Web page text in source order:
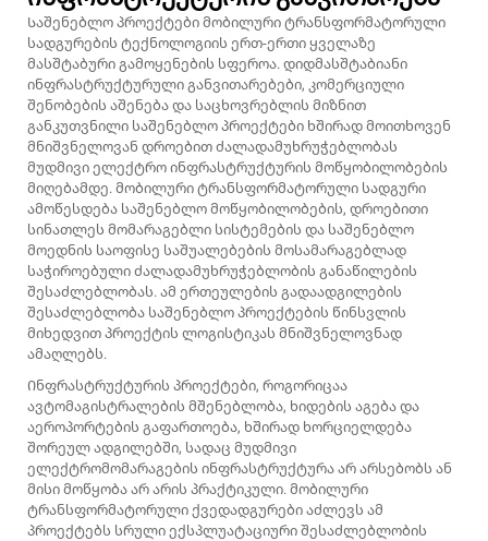
Საშენებლო პროექტები მობილური ტრანსფორმატორული
სადგურების ტექნოლოგიის ერთ-ერთი ყველაზე
მასშტაბური გამოყენების სფეროა. დიდმასშტაბიანი
ინფრასტრუქტურული განვითარებები, კომერციული
შენობების აშენება და საცხოვრებლის მიზნით
განკუთვნილი საშენებლო პროექტები ხშირად მოითხოვენ
მნიშვნელოვან დროებით ძალადამუხრუჭებლობას
მუდმივი ელექტრო ინფრასტრუქტურის მოწყობილობების
მიღებამდე. მობილური ტრანსფორმატორული სადგური
ამოწესდება საშენებლო მოწყობილობების, დროებითი
სინათლეს მომარაგებლი სისტემების და საშენებლო
მოედნის საოფისე საშუალებების მოსამარაგებლად
საჭიროებული ძალადამუხრუჭებლობის განაწილების
შესაძლებლობას. ამ ერთეულების გადაადგილების
შესაძლებლობა საშენებლო პროექტების წინსვლის
მიხედვით პროექტის ლოგისტიკას მნიშვნელოვნად
ამაღლებს.
Ინფრასტრუქტურის პროექტები, როგორიცაა
ავტომაგისტრალების მშენებლობა, ხიდების აგება და
აეროპორტების გაფართოება, ხშირად ხორციელდება
შორეულ ადგილებში, სადაც მუდმივი
ელექტრომომარაგების ინფრასტრუქტურა არ არსებობს ან
მისი მოწყობა არ არის პრაქტიკული. მობილური
ტრანსფორმატორული ქვედადგურები აძლევს ამ
პროექტებს სრული ექსპლუატაციური შესაძლებლობის